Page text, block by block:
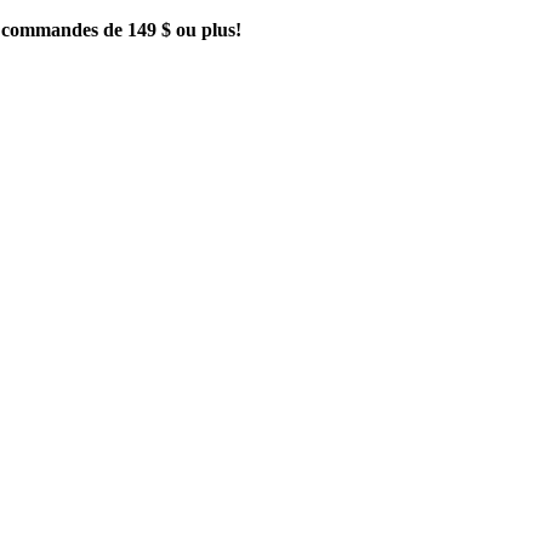
de 149 $ ou plus!